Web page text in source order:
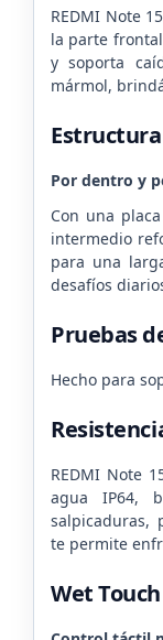
REDMI Note
la parte
y soporta
mármol,
Por dentro y
Con una
intermedio
para una
desafíos
Pruebas
Hecho para
REDMI Note
agua IP64,
salpicaduras,
te permite
Wet